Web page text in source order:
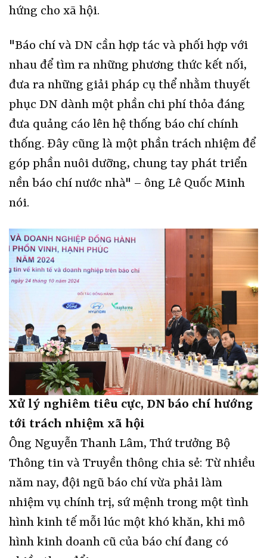
hứng cho xã hội.
"Báo chí và DN cần hợp tác và phối hợp với
nhau để tìm ra những phương thức kết nối,
đưa ra những giải pháp cụ thể nhằm thuyết
phục DN dành một phần chi phí thỏa đáng
đưa quảng cáo lên hệ thống báo chí chính
thống. Đây cũng là một phần trách nhiệm để
góp phần nuôi dưỡng, chung tay phát triển
nền báo chí nước nhà" – ông Lê Quốc Minh
nói.
Xử lý nghiêm tiêu cực, DN báo chí hướng
tới trách nhiệm xã hội
Ông Nguyễn Thanh Lâm, Thứ trưởng Bộ
Thông tin và Truyền thông chia sẻ: Từ nhiều
năm nay, đội ngũ báo chí vừa phải làm
nhiệm vụ chính trị, sứ mệnh trong một tình
hình kinh tế mỗi lúc một khó khăn, khi mô
hình kinh doanh cũ của báo chí đang có